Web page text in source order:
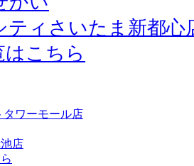
ティさいたま新都心
こちら
タワーモール店
店